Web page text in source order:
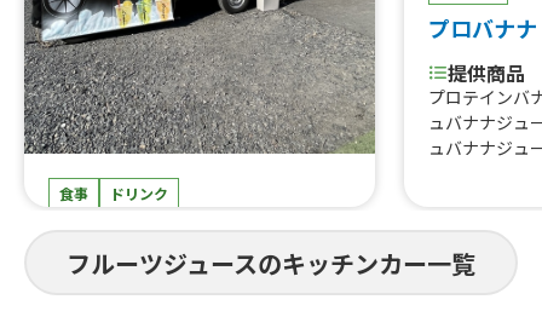
食事 ドリンク
Resto
提供商品
高級ブドウ飴（シャインマスカット、
プロバナナ
提供商品
プロテインバ
ュバナナジュ
ュバナナジュ
フルーツジュースのキッチンカー一覧